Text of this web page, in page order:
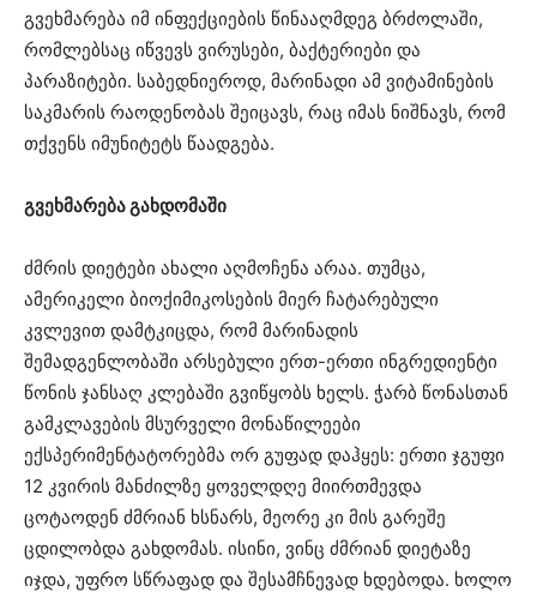
გვეხმარება იმ ინფექციების წინააღმდეგ ბრძოლაში,
რომლებსაც იწვევს ვირუსები, ბაქტერიები და
პარაზიტები. საბედნიეროდ, მარინადი ამ ვიტამინების
საკმარის რაოდენობას შეიცავს, რაც იმას ნიშნავს, რომ
თქვენს იმუნიტეტს წაადგება.
გვეხმარება გახდომაში
ძმრის დიეტები ახალი აღმოჩენა არაა. თუმცა,
ამერიკელი ბიოქიმიკოსების მიერ ჩატარებული
კვლევით დამტკიცდა, რომ მარინადის
შემადგენლობაში არსებული ერთ-ერთი ინგრედიენტი
წონის ჯანსაღ კლებაში გვიწყობს ხელს. ჭარბ წონასთან
გამკლავების მსურველი მონაწილეები
ექსპერიმენტატორებმა ორ გუფად დაჰყეს: ერთი ჯგუფი
12 კვირის მანძილზე ყოველდღე მიირთმევდა
ცოტაოდენ ძმრიან ხსნარს, მეორე კი მის გარეშე
ცდილობდა გახდომას. ისინი, ვინც ძმრიან დიეტაზე
იჯდა, უფრო სწრაფად და შესამჩნევად ხდებოდა. ხოლო